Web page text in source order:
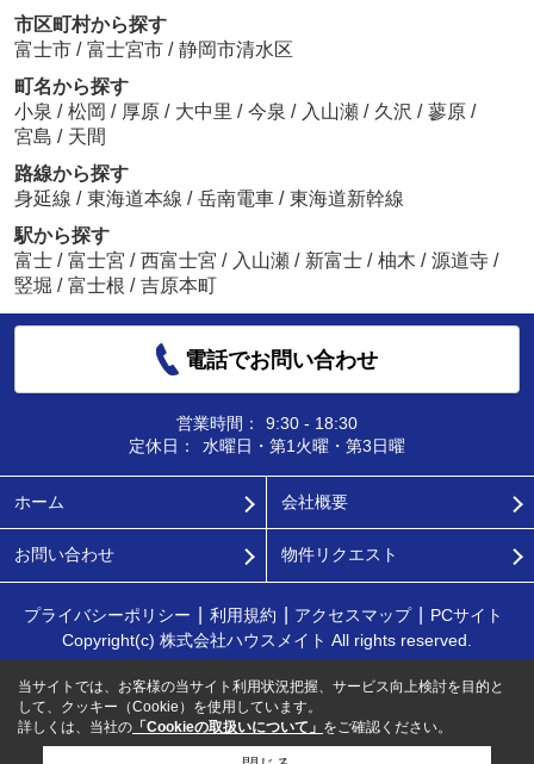
市区町村から探す
富士市 / 富士宮市 / 静岡市清水区
町名から探す
小泉 / 松岡 / 厚原 / 大中里 / 今泉 / 入山瀬 / 久沢 / 蓼原 /
宮島 / 天間
路線から探す
身延線 / 東海道本線 / 岳南電車 / 東海道新幹線
駅から探す
富士 / 富士宮 / 西富士宮 / 入山瀬 / 新富士 / 柚木 / 源道寺 /
竪堀 / 富士根 / 吉原本町
電話でお問い合わせ
営業時間：
9:30 - 18:30
定休日：
水曜日・第1火曜・第3日曜
ホーム 会社概要
お問い合わせ 物件リクエスト
プライバシーポリシー 利用規約 アクセスマップ
PCサイト
Copyright(c) 株式会社ハウスメイト All rights reserved.
当サイトでは、お客様の当サイト利用状況把握、サービス向上検討を目的と
して、クッキー（Cookie）を使用しています。
詳しくは、当社の 「Cookieの取扱いについて」 をご確認ください。